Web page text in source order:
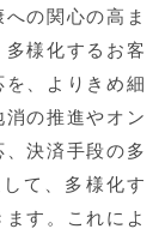
の関心の高ま
様化するお客
、よりきめ細
の推進やオン
決済手段の多
て、多様化す
す。これによ